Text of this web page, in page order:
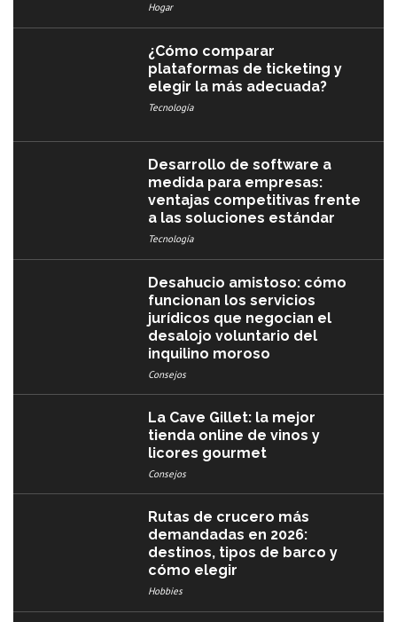
Hogar
¿Cómo comparar
plataformas de ticketing y
elegir la más adecuada?
Tecnología
Desarrollo de software a
medida para empresas:
ventajas competitivas frente
a las soluciones estándar
Tecnología
Desahucio amistoso: cómo
funcionan los servicios
jurídicos que negocian el
desalojo voluntario del
inquilino moroso
Consejos
La Cave Gillet: la mejor
tienda online de vinos y
licores gourmet
Consejos
Rutas de crucero más
demandadas en 2026:
destinos, tipos de barco y
cómo elegir
Hobbies